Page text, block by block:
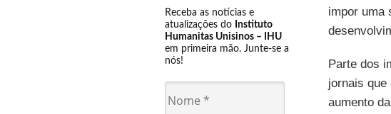
Receba as notícias e
atualizações do Instituto
Humanitas Unisinos – IHU
em primeira mão. Junte-se a
nós!
impor uma
Parte dos
jornais
aumento da